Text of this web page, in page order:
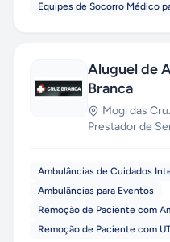
Equipes de Socorro Médico
Aluguel de
Branca
Mogi das
Prestador de
Ambulâncias de Cuidados
Ambulâncias para Eventos
Remoção de Paciente com
Remoção de Paciente com